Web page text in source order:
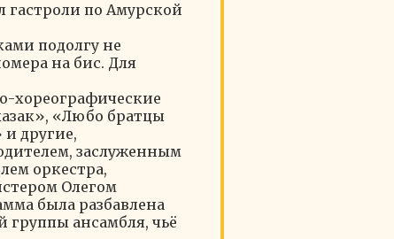
гастроли по Амурской
подолгу не
на бис. Для
хореографические
«Любо братцы
другие,
заслуженным
оркестра,
Олегом
была разбавлена
ансамбля, чьë